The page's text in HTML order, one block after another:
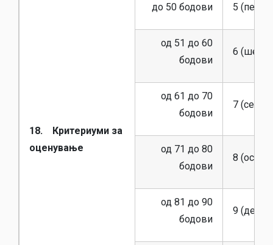
18. Критериуми за
оценување
до 50 бодови 5 (пет)
од 51 до 60
бодови
6 (шест)
од 61 до 70
бодови
7
од 71 до 80
бодови
8 (осум)
од 81 до 90
бодови
9